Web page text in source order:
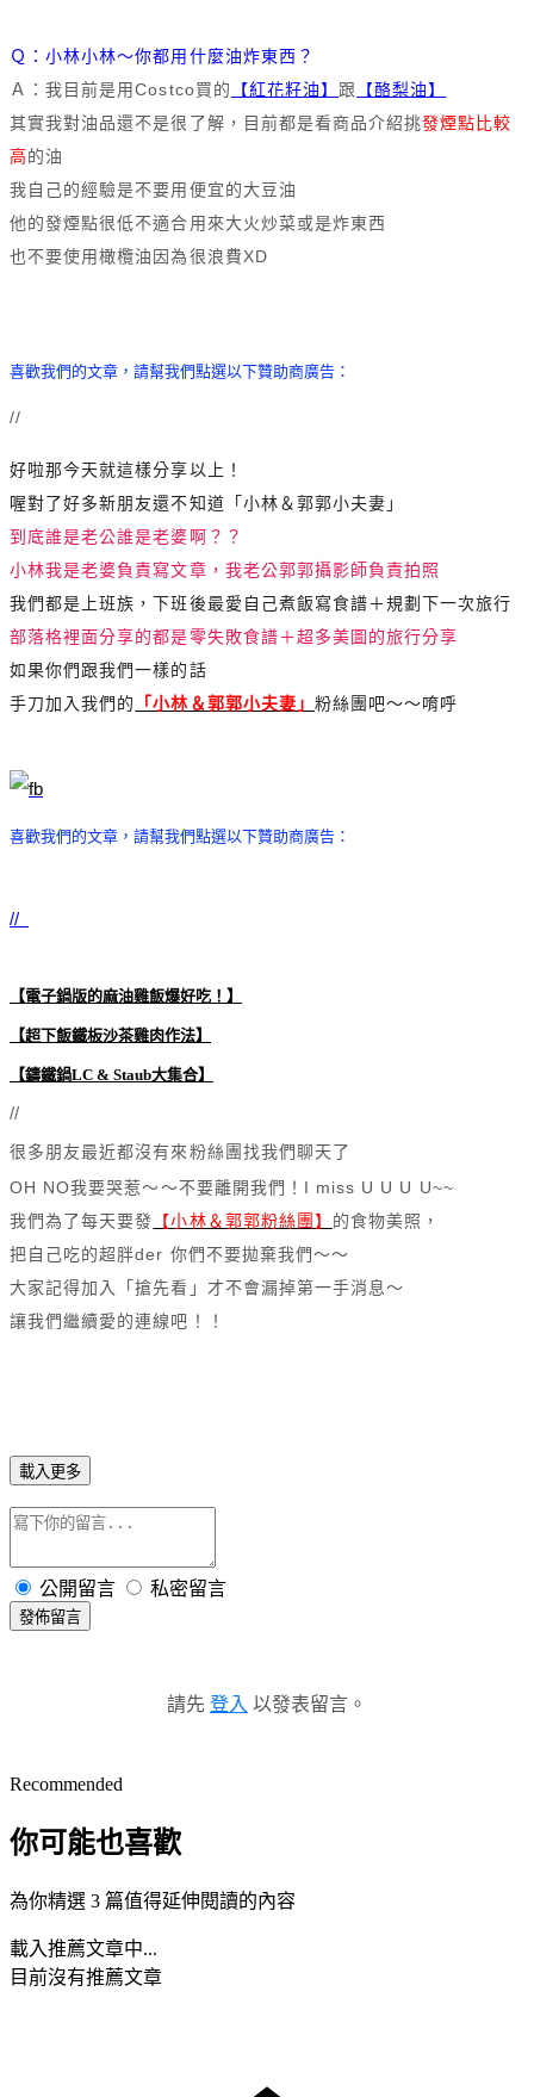
Ｑ：小林小林～你都用什麼油炸東西？
Ａ：我目前是用Costco買的
【紅花籽油】 跟
【酪梨油】
其實我對油品還不是很了解，目前都是看商品介紹挑發煙點比較
高的油
我自己的經驗是不要用便宜的大豆油
他的發煙點很低不適合用來大火炒菜或是炸東西
也不要使用橄欖油因為很浪費XD
喜歡我們的文章，請幫我們點選以下贊助商廣告：
//
好啦那今天就這樣分享以上！
喔對了好多新朋友還不知道「小林＆郭郭小夫妻」
到底誰是老公誰是老婆啊？？
小林我是老婆負責寫文章，我老公郭郭攝影師負責拍照
我們都是上班族，下班後最愛自己煮飯寫食譜＋規劃下一次旅行
部落格裡面分享的都是零失敗食譜＋超多美圖的旅行分享
如果你們跟我們一樣的話
手刀加入我們的
「小林＆郭郭小夫妻」 粉絲團吧～～唷呼
喜歡我們的文章，請幫我們點選以下贊助商廣告：
//
【電子鍋版的麻油雞飯爆好吃！ 】
【超下飯鐵板沙茶雞肉作法】
【鑄鐵鍋LC & Staub大集合】
//
很多朋友最近都沒有來粉絲團找我們聊天了
OH NO我要哭惹～～不要離開我們！I miss U U U U~~
我們為了每天要發 【小林＆郭郭粉絲團】 的食物美照，
把自己吃的超胖der 你們不要拋棄我們～～
大家記得加入「搶先看」才不會漏掉第一手消息～
讓我們繼續愛的連線吧！！
載入更多
公開留言 私密留言
發佈留言
請先 登入 以發表留言。
Recommended
你可能也喜歡
為你精選 3 篇值得延伸閱讀的內容
載入推薦文章中...
目前沒有推薦文章